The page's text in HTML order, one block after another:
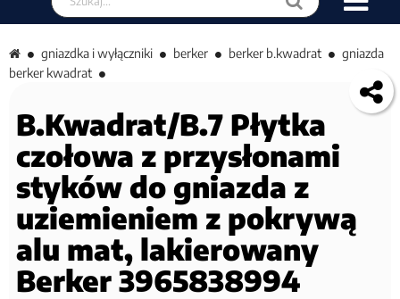
gniazdka i wyłączniki berker berker b.kwadrat
gniazda
berker kwadrat
B.Kwadrat/B.7 Płytka
czołowa z przysłonami
styków do gniazda z
uziemieniem z pokrywą
alu mat, lakierowany
Berker 3965838994